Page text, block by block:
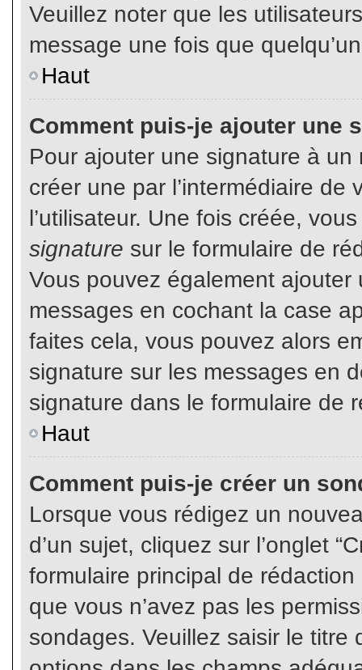
Veuillez noter que les
message une fois que
Haut
Comment puis-je ajouter une
Pour ajouter une signature à un
créer une par l’intermédiaire
l’utilisateur. Une fois créée,
signature sur le formulaire de
Vous pouvez également
messages en cochant la case
faites cela, vous pouvez alors
signature sur les messages en
signature dans le formulaire de
Haut
Comment puis-je créer un
Lorsque vous rédigez un
d’un sujet, cliquez sur l’onglet
formulaire principal de
que vous n’avez pas les
sondages. Veuillez saisir le